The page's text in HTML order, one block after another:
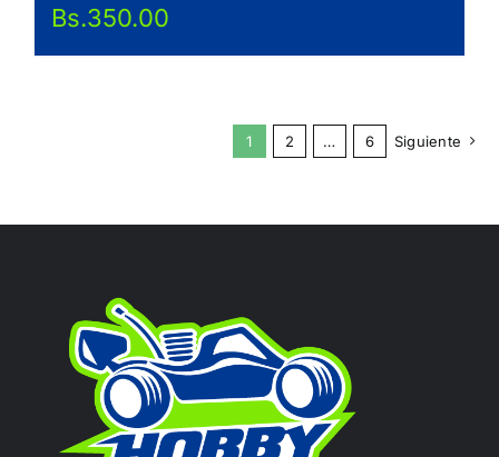
Bs.350.00
1 2 … 6 Siguiente